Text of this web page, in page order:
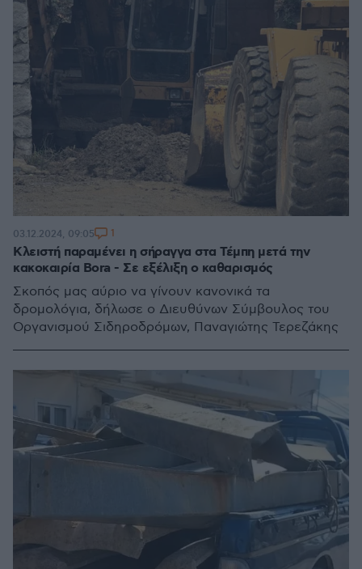
Κλειστή παραμένει η σήραγγα στα Τέμπη μετά την
κακοκαιρία Bora - Σε εξέλιξη ο καθαρισμός
Σκοπός μας αύριο να γίνουν κανονικά τα
δρομολόγια, δήλωσε ο Διευθύνων Σύμβουλος του
Οργανισμού Σιδηροδρόμων, Παναγιώτης Τερεζάκης
03.12.2024, 09:05 1